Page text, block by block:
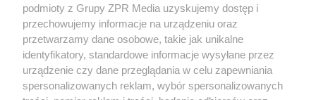
podmioty z Grupy ZPR Media uzyskujemy dostęp i
przechowujemy informacje na urządzeniu oraz
przetwarzamy dane osobowe, takie jak unikalne
identyfikatory, standardowe informacje wysyłane przez
urządzenie czy dane przeglądania w celu zapewniania
spersonalizowanych reklam, wybór spersonalizowanych